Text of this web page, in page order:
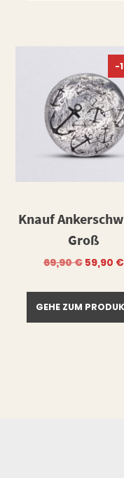
-
Knauf
Groß
69,90€
Preis
69,90 €
59,90 €
GEHE ZUM